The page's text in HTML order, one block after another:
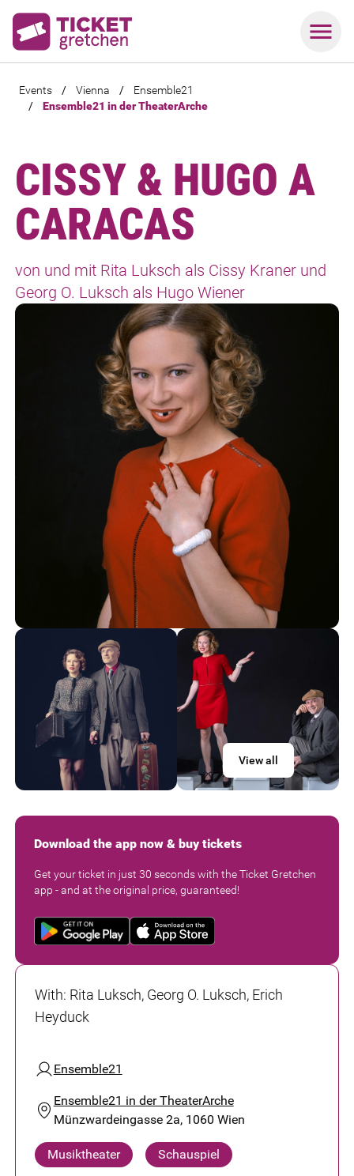
Events / Vienna /
Ensemble21
/
Ensemble21 in der TheaterArche
CISSY & HUGO A
CARACAS
von und mit Rita Luksch als Cissy Kraner und
Georg O. Luksch als Hugo Wiener
View all
Download the app now & buy tickets
Get your ticket in just 30 seconds with the Ticket Gretchen
app - and at the original price, guaranteed!
With: Rita Luksch, Georg O. Luksch, Erich
Heyduck
Ensemble21
Ensemble21 in der TheaterArche
Münzwardeingasse 2a, 1060 Wien
Musiktheater Schauspiel